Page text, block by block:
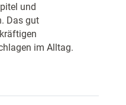
und
Das gut
im Alltag.